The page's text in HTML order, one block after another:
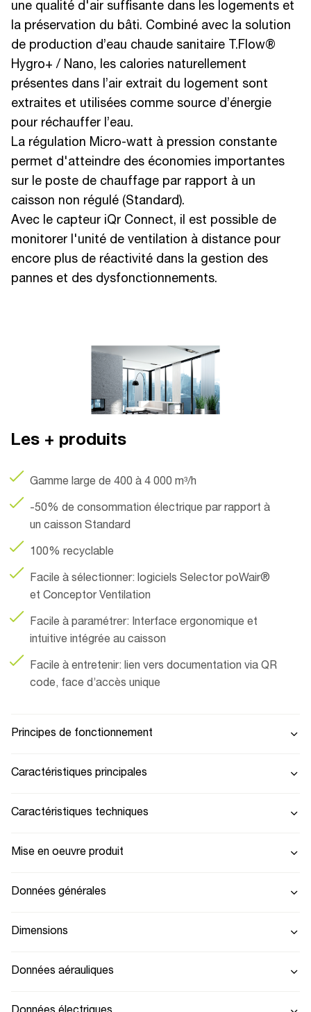
une qualité d'air suffisante dans les logements et
la préservation du bâti. Combiné avec la solution
de production d’eau chaude sanitaire T.Flow®
Hygro+ / Nano, les calories naturellement
présentes dans l’air extrait du logement sont
extraites et utilisées comme source d’énergie
pour réchauffer l’eau.
La régulation Micro-watt à pression constante
permet d'atteindre des économies importantes
sur le poste de chauffage par rapport à un
caisson non régulé (Standard).
Avec le capteur iQr Connect, il est possible de
monitorer l'unité de ventilation à distance pour
encore plus de réactivité dans la gestion des
pannes et des dysfonctionnements.
Les + produits
Gamme large de 400 à 4 000 m³/h
-50% de consommation électrique par rapport à
un caisson Standard
100% recyclable
Facile à sélectionner: logiciels Selector poWair®
et Conceptor Ventilation
Facile à paramétrer: Interface ergonomique et
intuitive intégrée au caisson
Facile à entretenir: lien vers documentation via QR
code, face d’accès unique
Principes de fonctionnement
Caractéristiques principales
Caractéristiques techniques
Mise en oeuvre produit
Données générales
Dimensions
Données aérauliques